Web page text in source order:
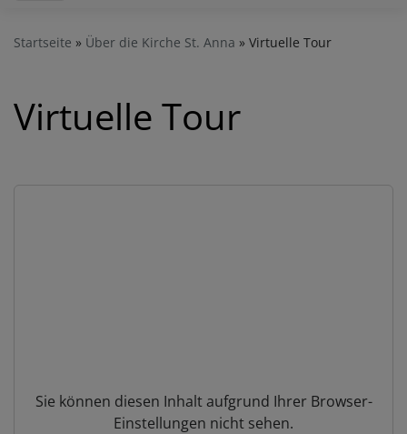
Startseite Über die Kirche St. Anna Virtuelle Tour
Virtuelle Tour
Sie können diesen Inhalt aufgrund Ihrer Browser-
Einstellungen nicht sehen.